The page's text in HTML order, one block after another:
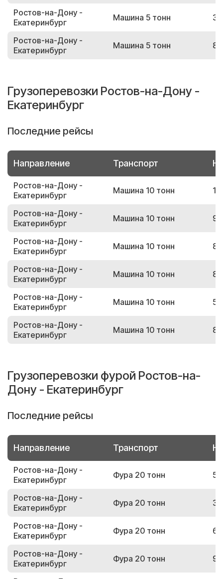
Ростов-на-Дону -
Екатеринбург
Машина 5 тонн
Ростов-на-Дону -
Екатеринбург
Машина 5 тонн
Грузоперевозки Ростов-на-Дону -
Екатеринбург
Последние рейсы
Направление Транспорт
Ростов-на-Дону -
Екатеринбург
Машина 10 тонн
Ростов-на-Дону -
Екатеринбург
Машина 10 тонн
Ростов-на-Дону -
Екатеринбург
Машина 10 тонн
Ростов-на-Дону -
Екатеринбург
Машина 10 тонн
Ростов-на-Дону -
Екатеринбург
Машина 10 тонн
Ростов-на-Дону -
Екатеринбург
Машина 10 тонн
Грузоперевозки фурой Ростов-на-
Дону - Екатеринбург
Последние рейсы
Направление Транспорт
Ростов-на-Дону -
Екатеринбург
Фура 20 тонн
Ростов-на-Дону -
Екатеринбург
Фура 20 тонн
Ростов-на-Дону -
Екатеринбург
Фура 20 тонн
Ростов-на-Дону -
Екатеринбург
Фура 20 тонн